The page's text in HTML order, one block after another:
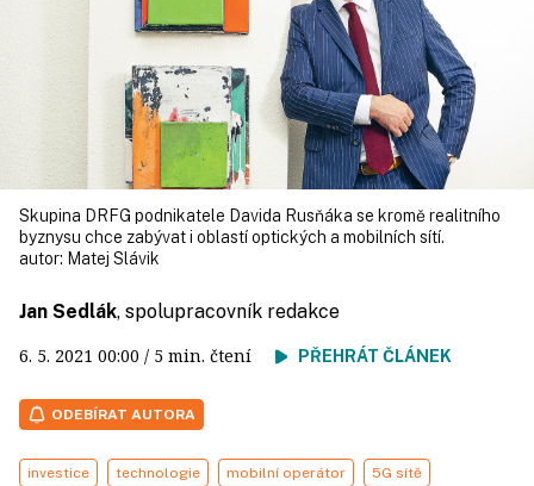
Skupina DRFG podnikatele Davida Rusňáka se kromě realitního
byznysu chce zabývat i oblastí optických a mobilních sítí.
autor: Matej Slávik
Jan Sedlák, spolupracovník redakce
6. 5. 2021 00:00 / 5 min. čtení PŘEHRÁT ČLÁNEK
ODEBÍRAT AUTORA
investice technologie mobilní operátor 5G sítě